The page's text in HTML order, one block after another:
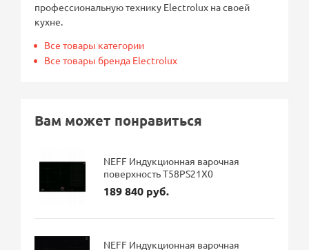
профессиональную технику Electrolux на своей
кухне.
Все товары категории
Все товары бренда Electrolux
Вам может понравиться
NEFF Индукционная варочная
поверхность T58PS21X0
189 840 руб.
NEFF Индукционная варочная